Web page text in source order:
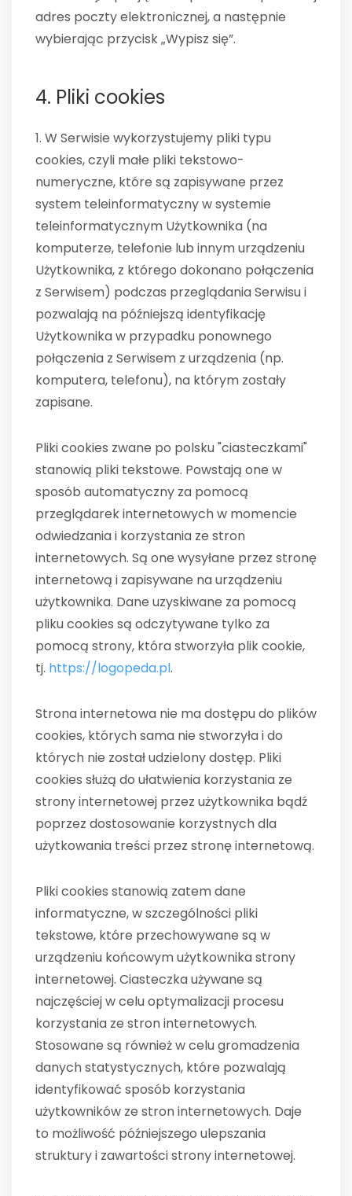
adres poczty elektronicznej, a następnie
wybierając przycisk „Wypisz się”.
4. Pliki cookies
1. W Serwisie wykorzystujemy pliki typu
cookies, czyli małe pliki tekstowo-
numeryczne, które są zapisywane przez
system teleinformatyczny w systemie
teleinformatycznym Użytkownika (na
komputerze, telefonie lub innym urządzeniu
Użytkownika, z którego dokonano połączenia
z Serwisem) podczas przeglądania Serwisu i
pozwalają na późniejszą identyfikację
Użytkownika w przypadku ponownego
połączenia z Serwisem z urządzenia (np.
komputera, telefonu), na którym zostały
zapisane.
Pliki cookies zwane po polsku "ciasteczkami"
stanowią pliki tekstowe. Powstają one w
sposób automatyczny za pomocą
przeglądarek internetowych w momencie
odwiedzania i korzystania ze stron
internetowych. Są one wysyłane przez stronę
internetową i zapisywane na urządzeniu
użytkownika. Dane uzyskiwane za pomocą
pliku cookies są odczytywane tylko za
pomocą strony, która stworzyła plik cookie,
tj. https://logopeda.pl.
Strona internetowa nie ma dostępu do plików
cookies, których sama nie stworzyła i do
których nie został udzielony dostęp. Pliki
cookies służą do ułatwienia korzystania ze
strony internetowej przez użytkownika bądź
poprzez dostosowanie korzystnych dla
użytkowania treści przez stronę internetową.
Pliki cookies stanowią zatem dane
informatyczne, w szczególności pliki
tekstowe, które przechowywane są w
urządzeniu końcowym użytkownika strony
internetowej. Ciasteczka używane są
najczęściej w celu optymalizacji procesu
korzystania ze stron internetowych.
Stosowane są również w celu gromadzenia
danych statystycznych, które pozwalają
identyfikować sposób korzystania
użytkowników ze stron internetowych. Daje
to możliwość późniejszego ulepszania
struktury i zawartości strony internetowej.